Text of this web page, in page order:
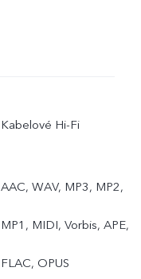
Skupinový portrét s
inteligencí, Krajina a
architektura ZEISS
Kabelové Hi-Fi
AAC, WAV, MP3, MP2,
MP1, MIDI, Vorbis, APE,
FLAC, OPUS